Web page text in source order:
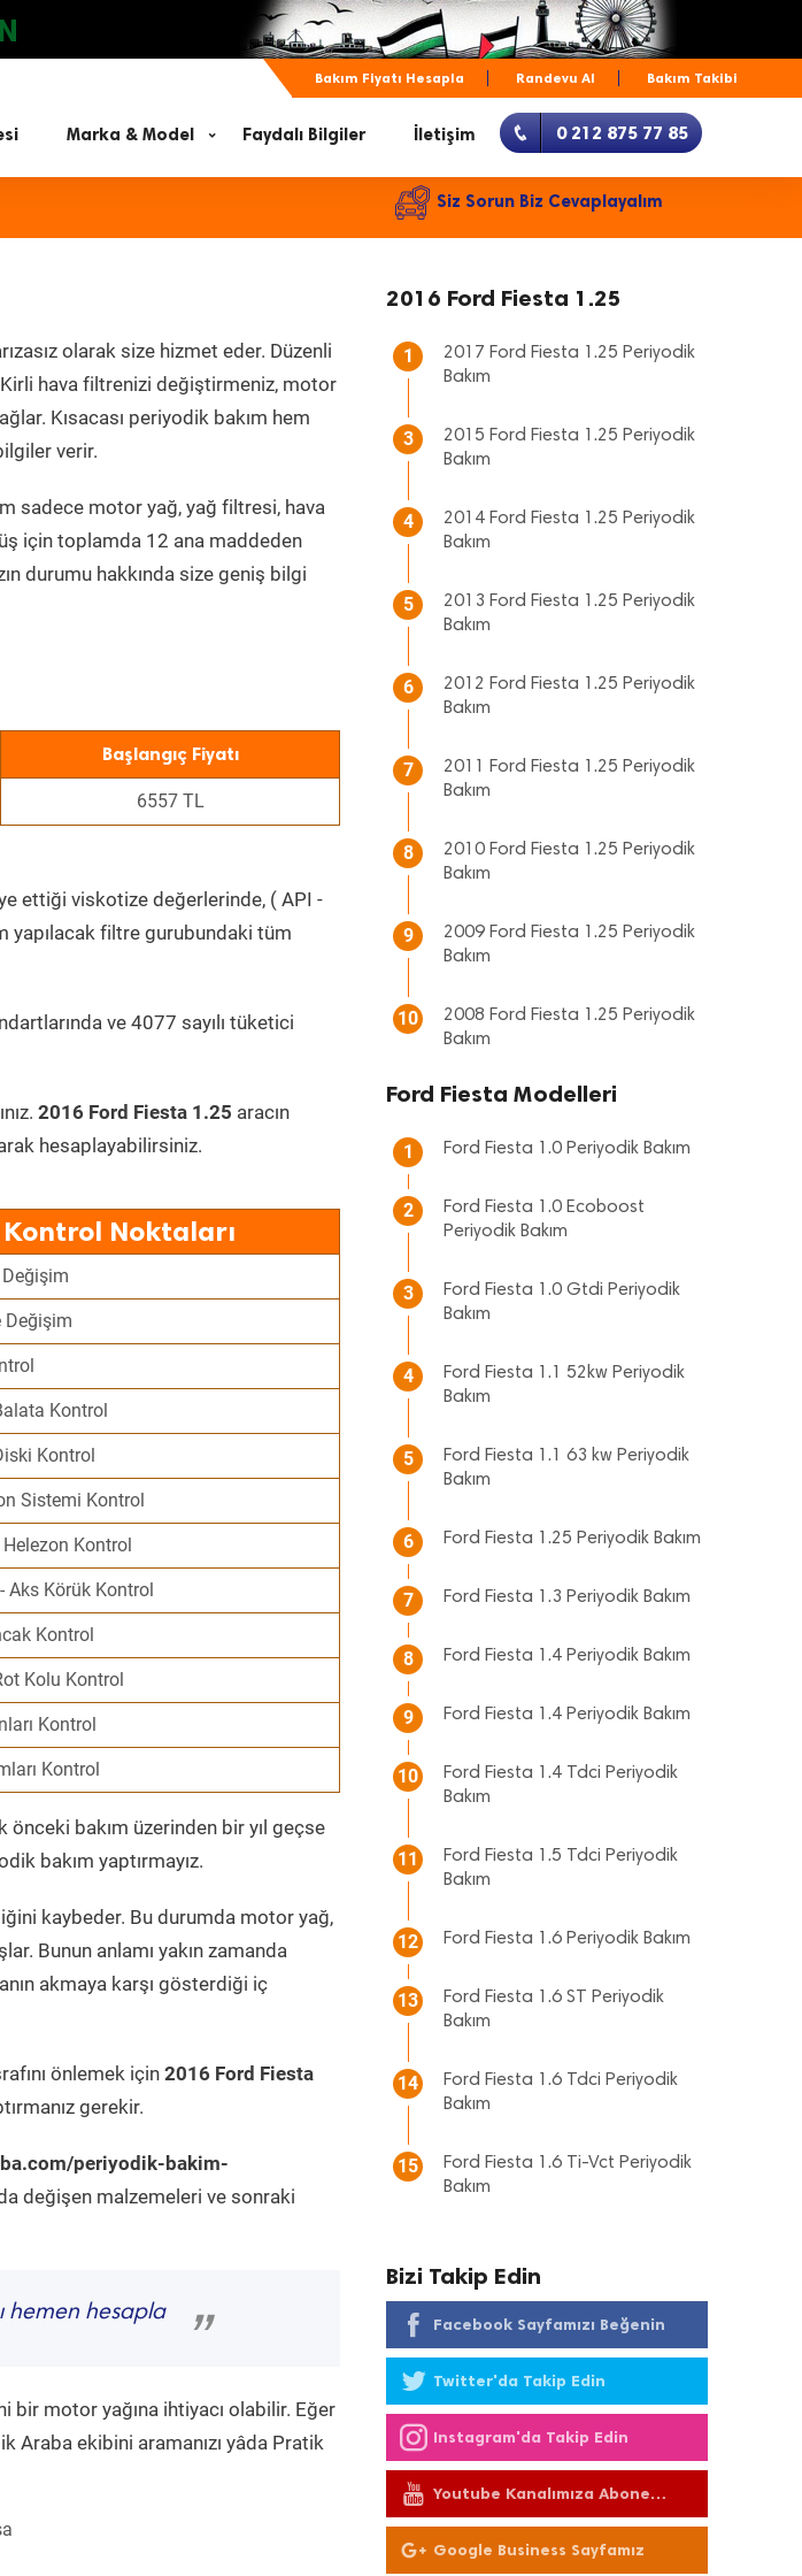
Bakım Fiyatı Hesapla Randevu Al Bakım Takibi
Marka & Model Faydalı Bilgiler İletişim 0 212 875 77 85
Siz Sorun Biz Cevaplayalım
olarak size hizmet eder. Düzenli
hava filtrenizi değiştirmeniz, motor
Kısacası periyodik bakım hem
verir.
sadece motor yağ, yağ filtresi, hava
için toplamda 12 ana maddeden
durumu hakkında size geniş bilgi
Başlangıç Fiyatı
6557 TL
ettiği viskotize değerlerinde, ( API -
yapılacak filtre gurubundaki tüm
ve 4077 sayılı tüketici
2016 Ford Fiesta 1.25 aracın
hesaplayabilirsiniz.
Kontrol Noktaları
Değişim
Kontrol
Kontrol
Sistemi Kontrol
Kontrol
Aks Körük Kontrol
Kontrol
Kolu Kontrol
Kontrol
Kontrol
önceki bakım üzerinden bir yıl geçse
bakım yaptırmayız.
kaybeder. Bu durumda motor yağ,
Bunun anlamı yakın zamanda
akmaya karşı gösterdiği iç
önlemek için 2016 Ford Fiesta
gerekir.
periyodik-bakim-
değişen malzemeleri ve sonraki
hemen hesapla
”
bir motor yağına ihtiyacı olabilir. Eğer
Araba ekibini aramanızı yâda Pratik
2016 Ford Fiesta 1.25
1
2017 Ford Fiesta 1.25 Periyodik
Bakım
3
2015 Ford Fiesta 1.25 Periyodik
Bakım
4
2014 Ford Fiesta 1.25 Periyodik
Bakım
5
2013 Ford Fiesta 1.25 Periyodik
Bakım
6
2012 Ford Fiesta 1.25 Periyodik
Bakım
7
2011 Ford Fiesta 1.25 Periyodik
Bakım
8
2010 Ford Fiesta 1.25 Periyodik
Bakım
9
2009 Ford Fiesta 1.25 Periyodik
Bakım
10
2008 Ford Fiesta 1.25 Periyodik
Bakım
Ford Fiesta Modelleri
1 Ford Fiesta 1.0 Periyodik Bakım
2
Ford Fiesta 1.0 Ecoboost
Periyodik Bakım
3
Ford Fiesta 1.0 Gtdi Periyodik
Bakım
4
Ford Fiesta 1.1 52kw Periyodik
Bakım
5
Ford Fiesta 1.1 63 kw Periyodik
Bakım
6 Ford Fiesta 1.25 Periyodik Bakım
7 Ford Fiesta 1.3 Periyodik Bakım
8 Ford Fiesta 1.4 Periyodik Bakım
9 Ford Fiesta 1.4 Periyodik Bakım
10
Ford Fiesta 1.4 Tdci Periyodik
Bakım
11
Ford Fiesta 1.5 Tdci Periyodik
Bakım
12 Ford Fiesta 1.6 Periyodik Bakım
13
Ford Fiesta 1.6 ST Periyodik
Bakım
14
Ford Fiesta 1.6 Tdci Periyodik
Bakım
15
Ford Fiesta 1.6 Ti-Vct Periyodik
Bakım
Bizi Takip Edin
Facebook Sayfamızı Beğenin
Twitter'da Takip Edin
Instagram'da Takip Edin
Youtube Kanalımıza Abone
Olun
Google Business Sayfamız